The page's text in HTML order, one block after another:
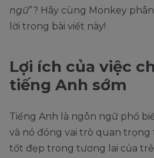
ngữ”? Hãy cùng Monkey
lời trong bài viết này!
Lợi ích của việc
tiếng Anh sớm
Tiếng Anh là ngôn ngữ phổ
và nó đóng vai trò quan
tốt đẹp trong tương lai của